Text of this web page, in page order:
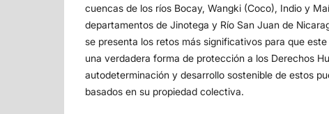
cuencas de los ríos Bocay, Wangki (Coco), Indio y
departamentos de Jinotega y Río San Juan de
se presenta los retos más significativos para que
una verdadera forma de protección a los Derechos
autodeterminación y desarrollo sostenible de estos
basados en su propiedad colectiva.